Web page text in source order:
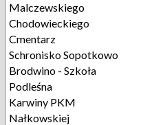
Malczewskiego
Chodowieckiego
Cmentarz
Schronisko Sopotkowo
Brodwino - Szkoła
Podleśna
Karwiny PKM
Nałkowskiej